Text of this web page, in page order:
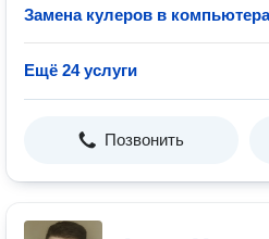
Замена кулеров в
Ещё 24 услуги
Позвонить